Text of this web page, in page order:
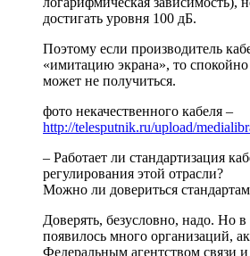
достигать уровня 100 дБ.
Поэтому если производитель
«имитацию экрана», то спокойно
может не получиться.
фото некачественного кабеля –
http://telesputnik.ru/upload/
– Работает ли стандартизация
регулирования этой отрасли?
Можно ли довериться
Доверять, безусловно, надо. Но
появилось много организаций,
Федеральным агентством связи